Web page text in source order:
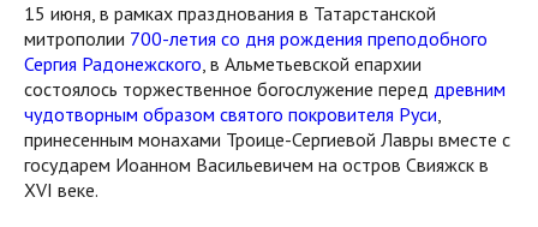
15 июня, в рамках празднования в Татарстанской
митрополии 700-летия со дня рождения преподобного
Сергия Радонежского, в Альметьевской епархии
состоялось торжественное богослужение перед древним
чудотворным образом святого покровителя Руси,
принесенным монахами Троице-Сергиевой Лавры вместе с
государем Иоанном Васильевичем на остров Свияжск в
XVI веке.